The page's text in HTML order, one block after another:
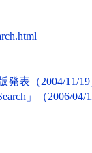
表（2004/11/19
」（2006/04/